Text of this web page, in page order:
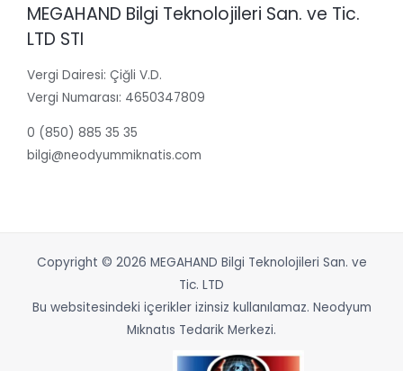
MEGAHAND Bilgi Teknolojileri San. ve Tic.
LTD STI
Vergi Dairesi: Çiğli V.D.
Vergi Numarası: 4650347809
0 (850) 885 35 35
bilgi@neodyummiknatis.com
Copyright © 2026 MEGAHAND Bilgi Teknolojileri San. ve
Tic. LTD
Bu websitesindeki içerikler izinsiz kullanılamaz. Neodyum
Mıknatıs Tedarik Merkezi.